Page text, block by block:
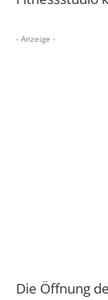
- Anzeige -
Die Öffnung